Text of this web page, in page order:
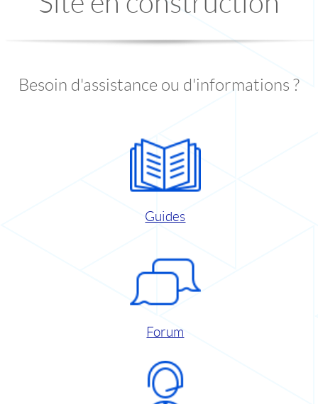
Besoin d'assistance ou d'informations ?
Guides
Forum